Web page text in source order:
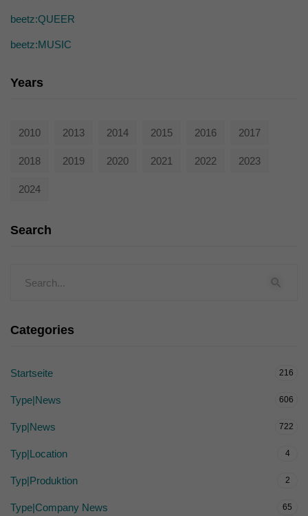
beetz:QUEER
beetz:MUSIC
Years
2010 2013 2014 2015 2016 2017
2018 2019 2020 2021 2022 2023
2024
Search
Categories
Startseite 216
Type|News 606
Typ|News 722
Typ|Location 4
Typ|Produktion 2
Type|Company News 65